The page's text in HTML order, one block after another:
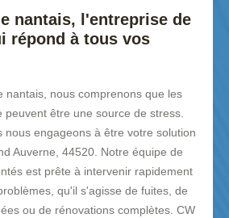
nantais, l'entreprise de
répond à tous vos
nantais, nous comprenons que les
peuvent être une source de stress.
nous engageons à être votre solution
Auverne, 44520. Notre équipe de
est prête à intervenir rapidement
qu'il s'agisse de fuites, de
ou de rénovations complètes. CW